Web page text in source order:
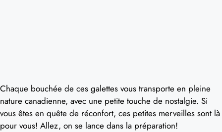
Chaque bouchée de ces galettes vous transporte en pleine
nature canadienne, avec une petite touche de nostalgie. Si
vous êtes en quête de réconfort, ces petites merveilles sont là
pour vous! Allez, on se lance dans la préparation!